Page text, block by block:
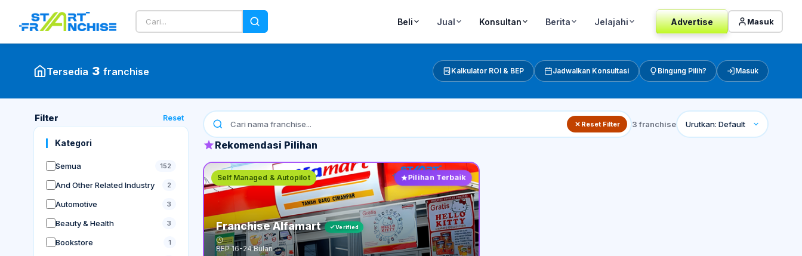
Beli Jual Konsultan Berita Jelajahi Advertise Masuk
Tersedia 3 franchise Kalkulator ROI & BEP Jadwalkan Konsultasi Bingung Pilih? Masuk
Filter Reset
Kategori
Semua 152
And Other Related Industry 2
Automotive 3
Beauty & Health 3
Bookstore 1
Reset Filter 3franchise
Rekomendasi Pilihan
Self Managed & Autopilot Pilihan Terbaik
Franchise Alfamart Verified
BEP16-24 Bulan